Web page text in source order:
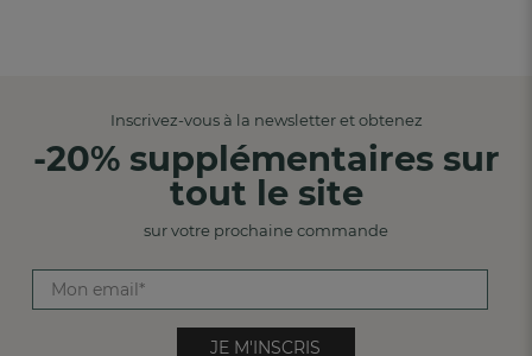
Inscrivez-vous à la newsletter et obtenez
-20% supplémentaires sur
tout le site
sur votre prochaine commande
JE M'INSCRIS